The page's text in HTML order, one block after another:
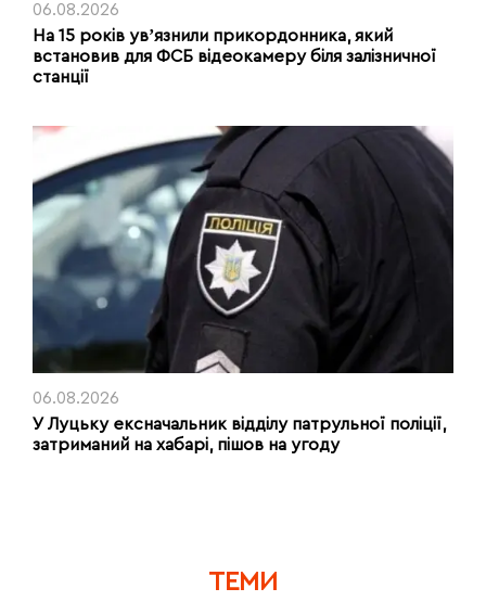
06.08.2026
На 15 років увʼязнили прикордонника, який
встановив для ФСБ відеокамеру біля залізничної
станції
06.08.2026
У Луцьку ексначальник відділу патрульної поліції,
затриманий на хабарі, пішов на угоду
ТЕМИ